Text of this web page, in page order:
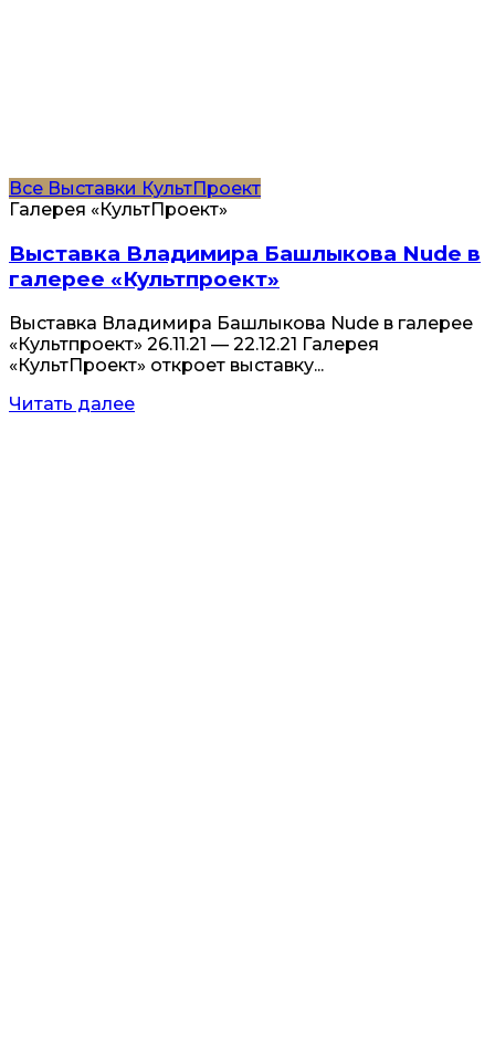
Все Выставки КультПроект
Галерея «КультПроект»
Выставка Владимира Башлыкова Nude в
галерее «Культпроект»
Выставка Владимира Башлыкова Nude в галерее
«Культпроект» 26.11.21 — 22.12.21 Галерея
«КультПроект» откроет выставку...
Читать далее